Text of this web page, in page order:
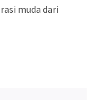
muda dari